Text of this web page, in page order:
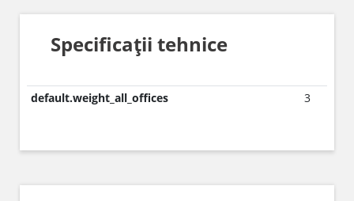
Specificații tehnice
default.weight_all_offices 3